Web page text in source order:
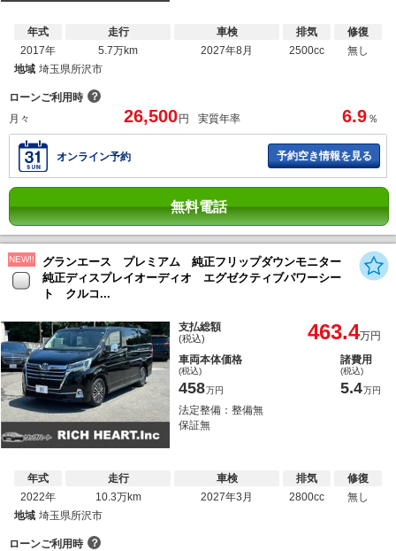
年式
2017年
走行
5.7万km
車検
2027年8月
排気
2500cc
修復
無し
地域 埼玉県所沢市
ローンご利用時 ？
月々
26,500円 実質年率 6.9 ％
オンライン予約 予約空き情報を見る
無料電話
NEW!!
グランエース プレミアム 純正フリップダウンモニター
純正ディスプレイオーディオ エグゼクティブパワーシー
ト クルコ...
支払総額
(税込) 463.4万円
車両本体価格
(税込)
458万円
諸費用
(税込)
5.4万円
法定整備：整備無
保証無
年式
2022年
走行
10.3万km
車検
2027年3月
排気
2800cc
修復
無し
地域 埼玉県所沢市
ローンご利用時 ？